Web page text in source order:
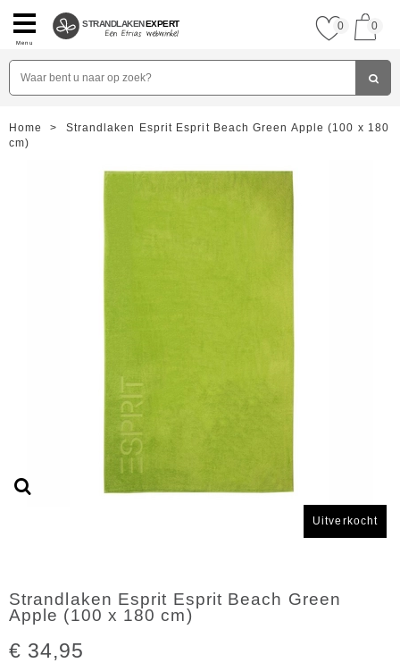
Menu
STRANDLAKENEXPERT 0 0
Home >
Strandlaken Esprit Esprit Beach Green Apple (100 x 180
cm)
Uitverkocht
Strandlaken Esprit Esprit Beach Green
Apple (100 x 180 cm)
€ 34,95